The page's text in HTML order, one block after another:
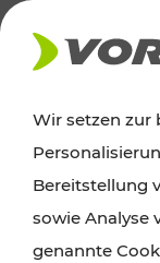
AKTUELLES
Wien,
Wir setzen zur
Bereitstellung
sowie Analyse
genannte